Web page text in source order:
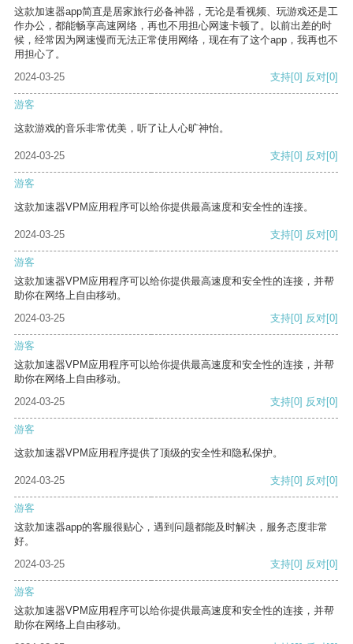
这款加速器app简直是居家旅行必备神器，无论是看视频、玩游戏还是工
作办公，都能畅享高速网络，再也不用担心网速卡顿了。以前出差的时
候，经常因为网速慢而无法正常使用网络，现在有了这个app，我再也不
用担心了。
2024-03-25
支持[0] 反对[0]
游客
这款游戏的音乐非常优美，听了让人心旷神怡。
2024-03-25 支持[0] 反对[0]
游客
这款加速器VPM应用程序可以给你提供最高速度和安全性的连接。
2024-03-25 支持[0] 反对[0]
游客
这款加速器VPM应用程序可以给你提供最高速度和安全性的连接，并帮
助你在网络上自由移动。
2024-03-25
支持[0] 反对[0]
游客
这款加速器VPM应用程序可以给你提供最高速度和安全性的连接，并帮
助你在网络上自由移动。
2024-03-25
支持[0] 反对[0]
游客
这款加速器VPM应用程序提供了顶级的安全性和隐私保护。
2024-03-25 支持[0] 反对[0]
游客
这款加速器app的客服很贴心，遇到问题都能及时解决，服务态度非常
好。
2024-03-25
支持[0] 反对[0]
游客
这款加速器VPM应用程序可以给你提供最高速度和安全性的连接，并帮
助你在网络上自由移动。